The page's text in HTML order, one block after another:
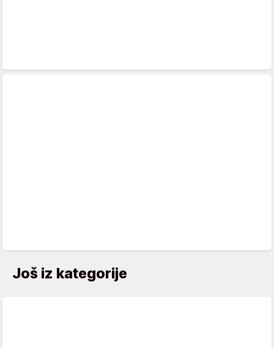
Još iz kategorije